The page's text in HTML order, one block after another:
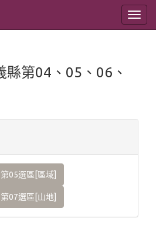
縣第04、05、06、
第05選區[區域]
第07選區[山地]